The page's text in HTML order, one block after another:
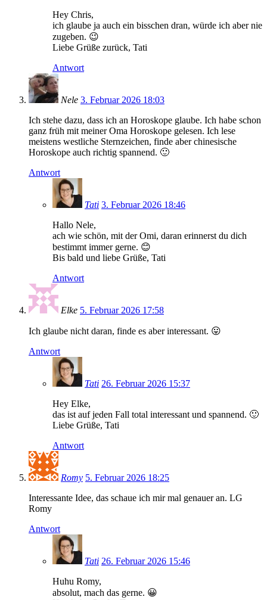
Hey Chris,
ich glaube ja auch ein bisschen dran, würde ich aber nie
zugeben. 😉
Liebe Grüße zurück, Tati
Antwort
Nele 3. Februar 2026 18:03
Ich stehe dazu, dass ich an Horoskope glaube. Ich habe schon
ganz früh mit meiner Oma Horoskope gelesen. Ich lese
meistens westliche Sternzeichen, finde aber chinesische
Horoskope auch richtig spannend. 🙂
Antwort
Tati 3. Februar 2026 18:46
Hallo Nele,
ach wie schön, mit der Omi, daran erinnerst du dich
bestimmt immer gerne. 😊
Bis bald und liebe Grüße, Tati
Antwort
Elke 5. Februar 2026 17:58
Ich glaube nicht daran, finde es aber interessant. 😛
Antwort
Tati 26. Februar 2026 15:37
Hey Elke,
das ist auf jeden Fall total interessant und spannend. 🙂
Liebe Grüße, Tati
Antwort
Romy 5. Februar 2026 18:25
Interessante Idee, das schaue ich mir mal genauer an. LG
Romy
Antwort
Tati 26. Februar 2026 15:46
Huhu Romy,
absolut, mach das gerne. 😀